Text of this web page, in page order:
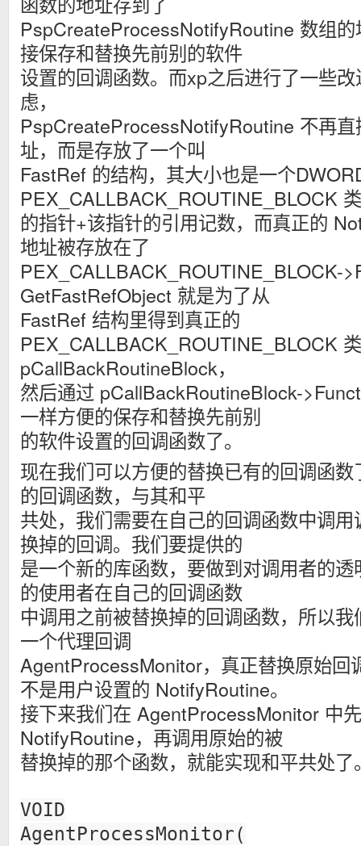
PspCreateProcessNotifyRoutine 数组
接保存和替换先前别的软件
设置的回调函数。而xp之后进行了一些
虑，
PspCreateProcessNotifyRoutine 不再
址，而是存放了一个叫
FastRef 的结构，其大小也是一个
PEX_CALLBACK_ROUTINE_BLOCK
的指针+该指针的引用记数，而真正的
地址被存放在了
PEX_CALLBACK_ROUTINE_BLOCK-
GetFastRefObject 就是为了从
FastRef 结构里得到真正的
PEX_CALLBACK_ROUTINE_BLOCK
pCallBackRoutineBlock，
然后通过 pCallBackRoutineBlock-
一样方便的保存和替换先前别
的软件设置的回调函数了。
现在我们可以方便的替换已有的回调函
的回调函数，与其和平
共处，我们需要在自己的回调函数中调
换掉的回调。我们要提供的
是一个新的库函数，要做到对调用者的
的使用者在自己的回调函数
中调用之前被替换掉的回调函数，所以
一个代理回调
AgentProcessMonitor，真正替换原始回
不是用户设置的 NotifyRoutine。
接下来我们在 AgentProcessMonitor 中
NotifyRoutine，再调用原始的被
替换掉的那个函数，就能实现和平共处了
VOID
AgentProcessMonitor(